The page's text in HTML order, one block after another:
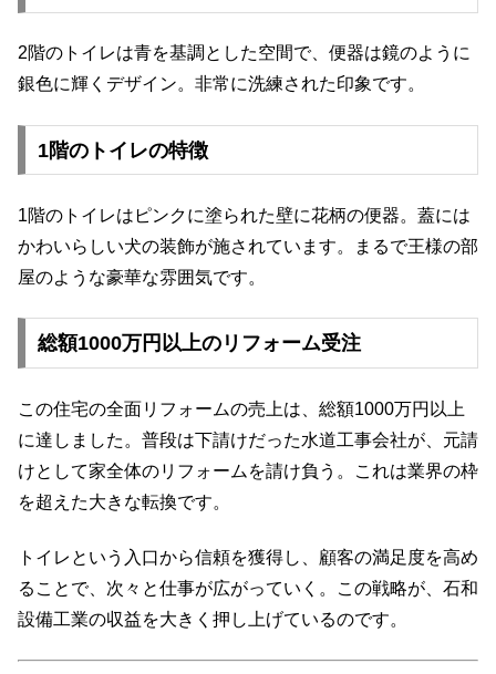
2階のトイレは青を基調とした空間で、便器は鏡のように
銀色に輝くデザイン。非常に洗練された印象です。
1階のトイレの特徴
1階のトイレはピンクに塗られた壁に花柄の便器。蓋には
かわいらしい犬の装飾が施されています。まるで王様の部
屋のような豪華な雰囲気です。
総額1000万円以上のリフォーム受注
この住宅の全面リフォームの売上は、総額1000万円以上
に達しました。普段は下請けだった水道工事会社が、元請
けとして家全体のリフォームを請け負う。これは業界の枠
を超えた大きな転換です。
トイレという入口から信頼を獲得し、顧客の満足度を高め
ることで、次々と仕事が広がっていく。この戦略が、石和
設備工業の収益を大きく押し上げているのです。